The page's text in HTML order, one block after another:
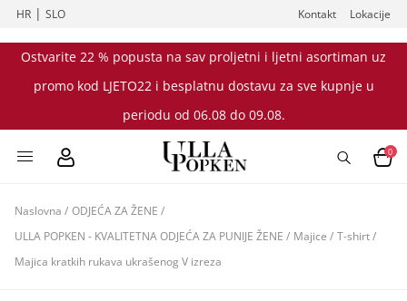
HR |SLO Kontakt Lokacije
Ostvarite 22 % popusta na sav proljetni i ljetni asortiman uz
promo kod LJETO22 i besplatnu dostavu za sve kupnje u
periodu od 06.08 do 09.08.
0
Naslovna / ODJEĆA ZA ŽENE /
ULLA POPKEN - KVALITETNA ODJEĆA ZA PUNIJE ŽENE / Majice / T-shirt/
Majica kratkih rukava ukrašenog V izreza